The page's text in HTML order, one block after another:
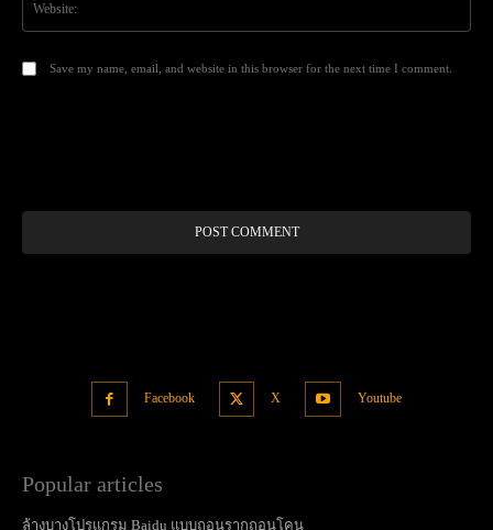
Save my name, email, and website in this browser for the next time I comment.
Facebook X Youtube
Popular articles
ล้างบางโปรแกรม Baidu แบบถอนรากถอนโคน